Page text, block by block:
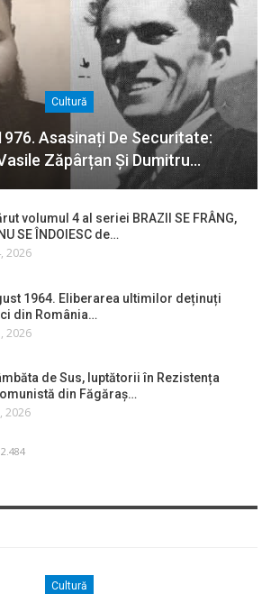
Cultură
Asasinați De Securitate:
Zăpârțan Și Dumitru…
volumul 4 al seriei BRAZII SE FRÂNG,
SE ÎNDOIESC de…
2026
1964. Eliberarea ultimilor deținuți
din România…
2026
de Sus, luptătorii în Rezistența
din Făgăraș…
2026
Cultură